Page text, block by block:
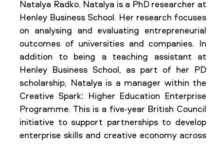
Natalya Radko. Natalya is a PhD researcher at
Henley Business School. Her research focuses
on analysing and evaluating entrepreneurial
outcomes of universities and companies. In
addition to being a teaching assistant at
Henley Business School, as part of her PD
scholarship, Natalya is a manager within the
Creative Spark: Higher Education Enterprise
Programme. This is a five-year British Council
initiative to support partnerships to develop
enterprise skills and creative economy across